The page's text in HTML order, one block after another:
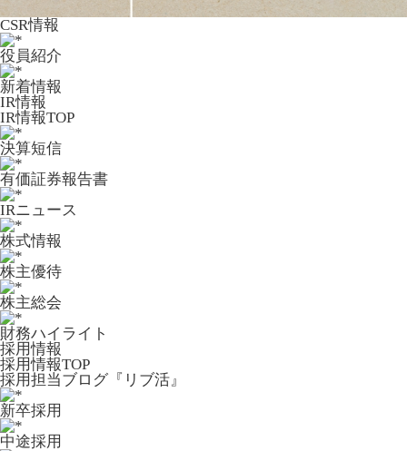
CSR情報
役員紹介
新着情報
IR情報
IR情報TOP
決算短信
有価証券報告書
IRニュース
株式情報
株主優待
株主総会
財務ハイライト
採用情報
採用情報TOP
採用担当ブログ『リブ活』
新卒採用
中途採用